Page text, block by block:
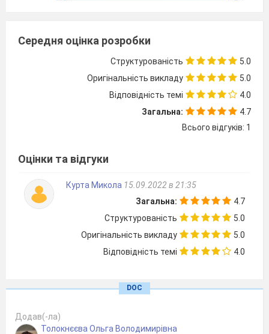
стиль (можна вибрати звичайний,
напівжирний, курсив);
розмір шрифта;
підкреслення (вибір різних варіантів);
спеціальні ефекти (перекреслені, верхні та
У полі
Середня оцінка розробки
Структурованість
5.0
Оригінальність викладу
5.0
Відповідність темі
4.0
Загальна:
4.7
Всього відгуків: 1
Оцінки та відгуки
Курта Микола 15.09.2022 в 21:35
Загальна:
4.7
Структурованість
5.0
Оригінальність викладу
5.0
Відповідність темі
4.0
DOC
Додав(-ла)
Толокнєєва Ольга Володимирівна